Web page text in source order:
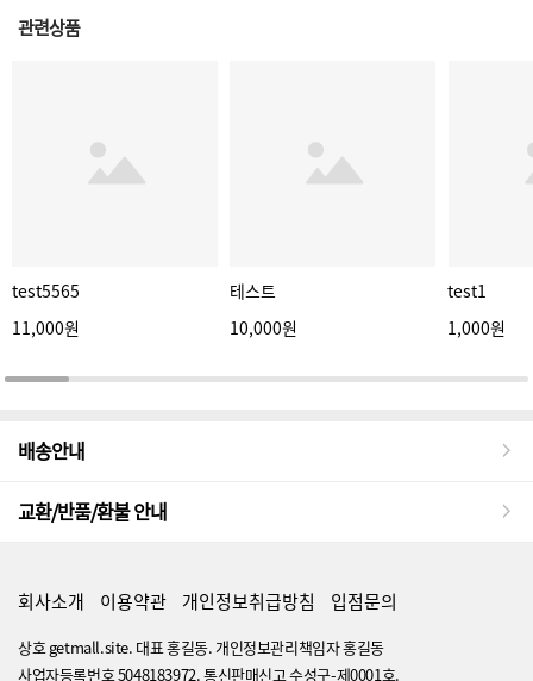
관련상품
test5565
11,000원
테스트
10,000원
test1
1,000원
배송안내
교환/반품/환불 안내
회사소개 이용약관 개인정보취급방침 입점문의
상호 getmall.site. 대표 홍길동. 개인정보관리책임자 홍길동
사업자등록번호 5048183972. 통신판매신고 수성구-제0001호.